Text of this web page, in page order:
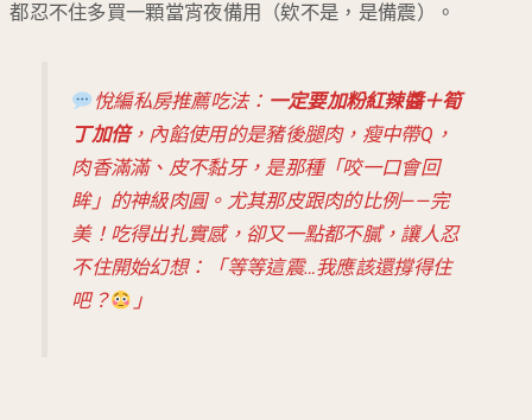
都忍不住多買一顆當宵夜備用（欸不是，是備震）。
悅編私房推薦吃法： 一定要加粉紅辣醬＋筍
丁加倍，內餡使用的是豬後腿肉，瘦中帶Q，
肉香滿滿、皮不黏牙，是那種「咬一口會回
眸」的神級肉圓。尤其那皮跟肉的比例——完
美！吃得出扎實感，卻又一點都不膩，讓人忍
不住開始幻想：「等等這震…我應該還撐得住
吧？
」